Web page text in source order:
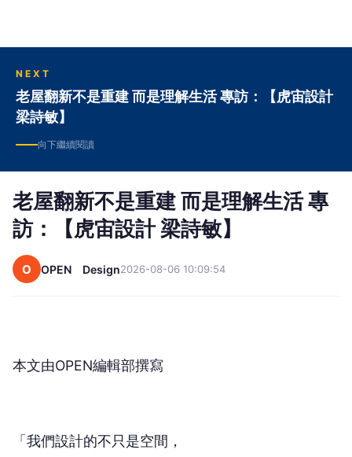
界，成為我們的新信仰！ 官網：
NEXT
老屋翻新不是重建 而是理解生活 專訪：【虎宙設計
梁詩敏】
向下繼續閱讀
老屋翻新不是重建 而是理解生活 專
訪：【虎宙設計 梁詩敏】
O OPEN Design2026-08-06 10:09:54
本文由OPEN編輯部撰寫
「我們設計的不只是空間，